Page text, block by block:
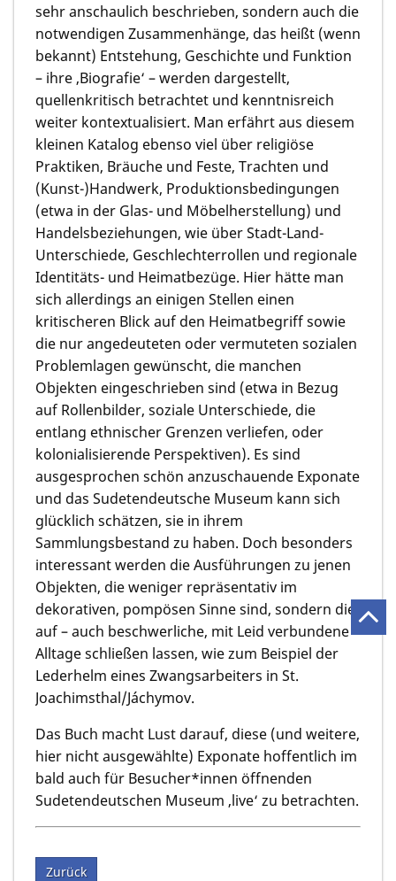
sehr anschaulich beschrieben, sondern auch die
notwendigen Zusammenhänge, das heißt (wenn
bekannt) Entstehung, Geschichte und Funktion
– ihre ‚Biografie‘ – werden dargestellt,
quellenkritisch betrachtet und kenntnisreich
weiter kontextualisiert. Man erfährt aus diesem
kleinen Katalog ebenso viel über religiöse
Praktiken, Bräuche und Feste, Trachten und
(Kunst-)Handwerk, Produktionsbedingungen
(etwa in der Glas- und Möbelherstellung) und
Handelsbeziehungen, wie über Stadt-Land-
Unterschiede, Geschlechterrollen und regionale
Identitäts- und Heimatbezüge. Hier hätte man
sich allerdings an einigen Stellen einen
kritischeren Blick auf den Heimatbegriff sowie
die nur angedeuteten oder vermuteten sozialen
Problemlagen gewünscht, die manchen
Objekten eingeschrieben sind (etwa in Bezug
auf Rollenbilder, soziale Unterschiede, die
entlang ethnischer Grenzen verliefen, oder
kolonialisierende Perspektiven). Es sind
ausgesprochen schön anzuschauende Exponate
und das Sudetendeutsche Museum kann sich
glücklich schätzen, sie in ihrem
Sammlungsbestand zu haben. Doch besonders
interessant werden die Ausführungen zu jenen
Objekten, die weniger repräsentativ im
dekorativen, pompösen Sinne sind, sondern die
auf – auch beschwerliche, mit Leid verbundene –
Alltage schließen lassen, wie zum Beispiel der
Lederhelm eines Zwangsarbeiters in St.
Joachimsthal/Jáchymov.
Das Buch macht Lust darauf, diese (und weitere,
hier nicht ausgewählte) Exponate hoffentlich im
bald auch für Besucher*innen öffnenden
Sudetendeutschen Museum ‚live‘ zu betrachten.
Zurück